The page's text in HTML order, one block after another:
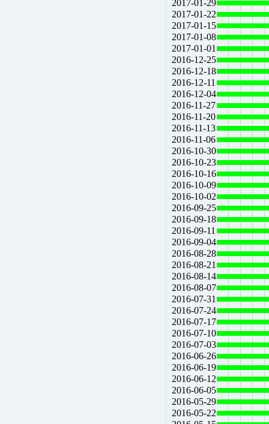
2017-01-29
2017-01-22
2017-01-15
2017-01-08
2017-01-01
2016-12-25
2016-12-18
2016-12-11
2016-12-04
2016-11-27
2016-11-20
2016-11-13
2016-11-06
2016-10-30
2016-10-23
2016-10-16
2016-10-09
2016-10-02
2016-09-25
2016-09-18
2016-09-11
2016-09-04
2016-08-28
2016-08-21
2016-08-14
2016-08-07
2016-07-31
2016-07-24
2016-07-17
2016-07-10
2016-07-03
2016-06-26
2016-06-19
2016-06-12
2016-06-05
2016-05-29
2016-05-22